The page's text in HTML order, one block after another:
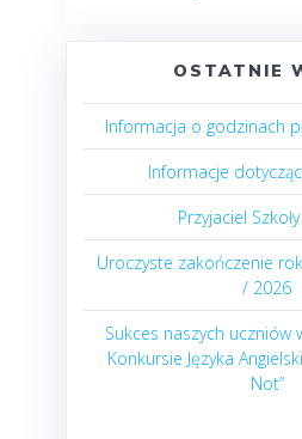
OSTATNIE
Informacja o godzinach
Informacje
Przyjaciel
Uroczyste zakończenie
/ 2026
Sukces naszych uczniów
Konkursie Języka
Not”